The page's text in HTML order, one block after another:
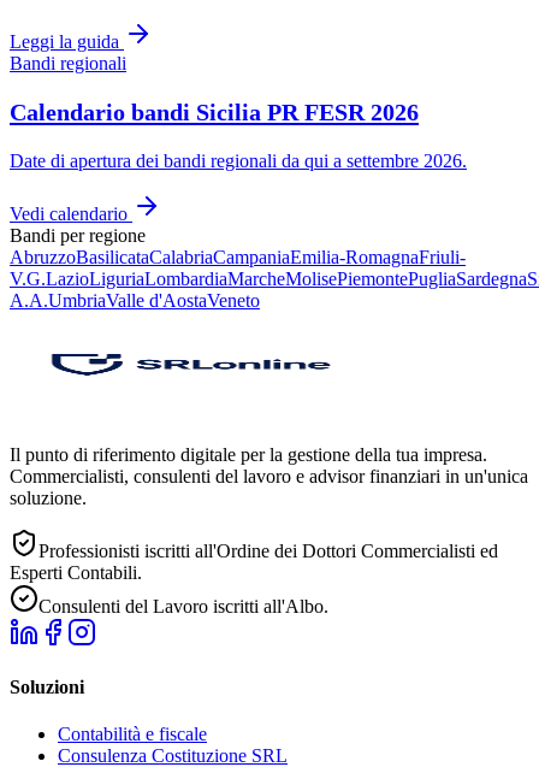
Leggi la guida
Bandi regionali
Calendario bandi Sicilia PR FESR 2026
Date di apertura dei bandi regionali da qui a settembre 2026.
Vedi calendario
Bandi per regione
AbruzzoBasilicataCalabriaCampaniaEmilia-RomagnaFriuli-
V.G.LazioLiguriaLombardiaMarcheMolisePiemontePugliaSardegna
A.A.UmbriaValle d'AostaVeneto
Il punto di riferimento digitale per la gestione della tua impresa.
Commercialisti, consulenti del lavoro e advisor finanziari in un'unica
soluzione.
Professionisti iscritti all'Ordine dei Dottori Commercialisti ed
Esperti Contabili.
Consulenti del Lavoro iscritti all'Albo.
Soluzioni
Contabilità e fiscale
Consulenza Costituzione SRL